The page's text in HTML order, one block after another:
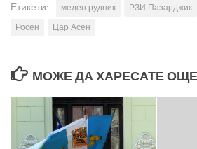
Етикети: меден рудник РЗИ Пазарджик
Росен
Цар Асен
МОЖЕ ДА ХАРЕСАТЕ